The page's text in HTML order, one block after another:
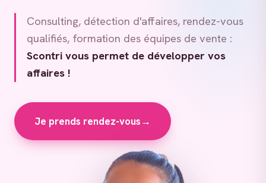
Consulting, détection d'affaires, rendez-vous
qualifiés, formation des équipes de vente :
Scontri vous permet de développer vos
affaires !
Je prends rendez-vous→